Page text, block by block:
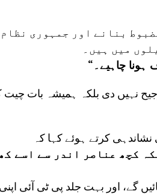
بنانے اور جمہوری
میں ہیں۔
نہیں دی بلکہ ہمیشہ بات
کرتے ہوئے کہا کہ
گے، اور بہت جلد پی ٹی آئی